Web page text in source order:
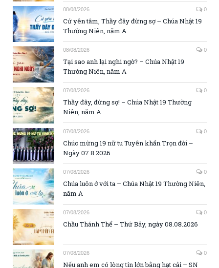
08/08/2026 0
Cứ yên tâm, Thầy đây đừng sợ – Chúa Nhật 19
Thường Niên, năm A
08/08/2026 0
Tại sao anh lại nghi ngờ? – Chúa Nhật 19
Thường Niên, năm A
07/08/2026 0
Thầy đây, đừng sợ! – Chúa Nhật 19 Thường
Niên, năm A
07/08/2026 0
Chúc mừng 19 nữ tu Tuyên khấn Trọn đời –
Ngày 07.8.2026
07/08/2026 0
Chúa luôn ở với ta – Chúa Nhật 19 Thường Niên,
năm A
07/08/2026 0
Chầu Thánh Thể – Thứ Bảy, ngày 08.08.2026
07/08/2026 0
Nếu anh em có lòng tin lớn bằng hạt cải – SN